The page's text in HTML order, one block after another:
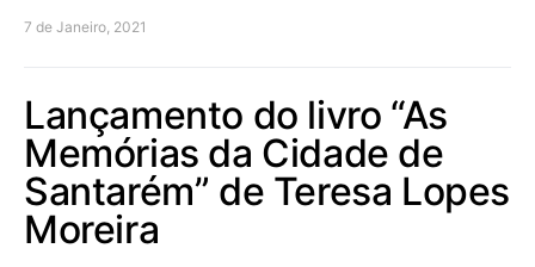
7 de Janeiro, 2021
Lançamento do livro “As
Memórias da Cidade de
Santarém” de Teresa Lopes
Moreira